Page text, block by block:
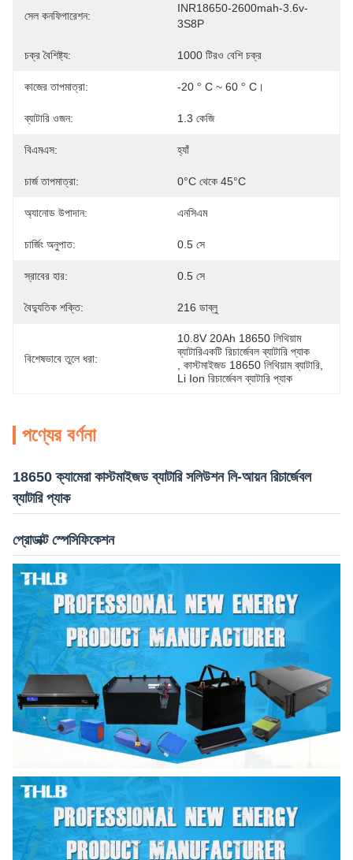
সেল কনফিগারেশন:
INR18650-2600mah-3.6v-
3S8P
চক্র বৈশিষ্ট্য: 1000 টিরও বেশি চক্র
কাজের তাপমাত্রা: -20 ° C ~ 60 ° C।
ব্যাটারি ওজন: 1.3 কেজি
বিএমএস: হ্যাঁ
চার্জ তাপমাত্রা: 0°C থেকে 45°C
অ্যানোড উপাদান: এনসিএম
চার্জিং অনুপাত: 0.5 সে
স্রাবের হার: 0.5 সে
বৈদ্যুতিক শক্তি: 216 ডাব্লু
বিশেষভাবে তুলে ধরা:
10.8V 20Ah 18650 লিথিয়াম
ব্যাটারিএকটি রিচার্জেবল ব্যাটারি প্যাক
কাস্টমাইজড 18650 লিথিয়াম ব্যাটারি
Li Ion রিচার্জেবল ব্যাটারি প্যাক
পণ্যের বর্ণনা
18650 ক্যামেরা কাস্টমাইজড ব্যাটারি সলিউশন লি-আয়ন রিচার্জেবল
ব্যাটারি প্যাক
প্রোডাক্ট স্পেসিফিকেশন